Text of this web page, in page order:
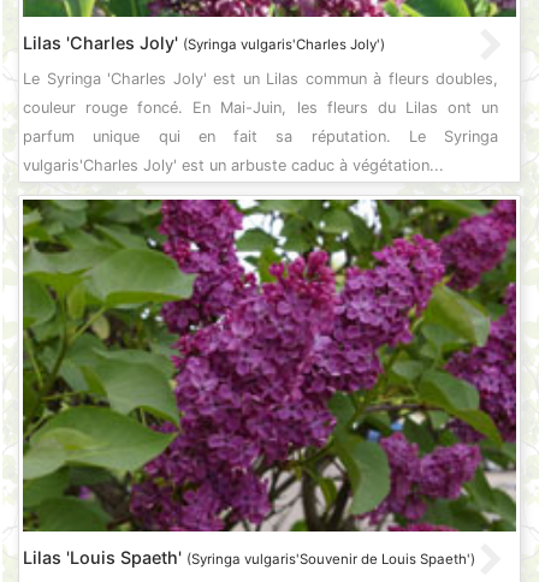
Lilas 'Charles Joly' (Syringa vulgaris'Charles Joly')
Le Syringa 'Charles Joly' est un Lilas commun à fleurs doubles,
couleur rouge foncé. En Mai-Juin, les fleurs du Lilas ont un
parfum unique qui en fait sa réputation. Le Syringa
vulgaris'Charles Joly' est un arbuste caduc à végétation...
Lilas 'Louis Spaeth' (Syringa vulgaris'Souvenir de Louis Spaeth')